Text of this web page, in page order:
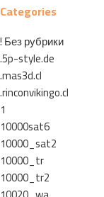
Categories
! Без рубрики
.5p-style.de
.mas3d.cl
.rinconvikingo.cl
1
10000sat6
10000_sat2
10000_tr
10000_tr2